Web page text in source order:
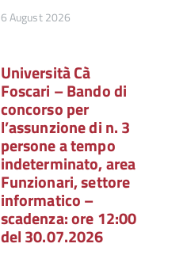
6 August 2026
Università Cà
Foscari – Bando di
concorso per
l’assunzione di n. 3
persone a tempo
indeterminato, area
Funzionari, settore
informatico –
scadenza: ore 12:00
del 30.07.2026